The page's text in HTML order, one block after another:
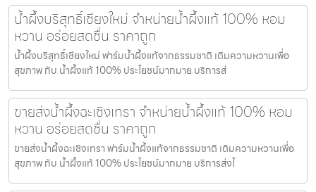
น้ำผึ้งบริสุทธิ์เชียงใหม่ จำหน่ายน้ำผึ้งแท้ 100% หอม
หวาน อร่อยสดชื่น ราคาถูก
น้ำผึ้งบริสุทธิ์เชียงใหม่ ฟาร์มน้ำผึ้งแท้จากธรรมชาติ เติมความหวานเพื่อ
สุขภาพ กับ น้ำผึ้งแท้ 100% ประโยชน์มากมาย บริการส่
ขายส่งน้ำผึ้งฉะเชิงเทรา จำหน่ายน้ำผึ้งแท้ 100% หอม
หวาน อร่อยสดชื่น ราคาถูก
ขายส่งน้ำผึ้งฉะเชิงเทรา ฟาร์มน้ำผึ้งแท้จากธรรมชาติ เติมความหวานเพื่อ
สุขภาพ กับ น้ำผึ้งแท้ 100% ประโยชน์มากมาย บริการส่งไ